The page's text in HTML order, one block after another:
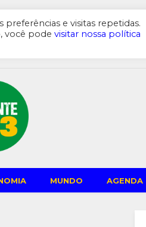
MUNDO AGENDA
e visitas repetidas.
você pode visitar nossa política